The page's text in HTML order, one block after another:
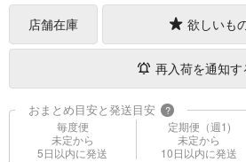
店舗在庫 欲しいも
再入荷を通知す
おまとめ目安と発送目安 ?
毎度便
未定から
5日以内に発送
定期便（週1)
未定から
10日以内に発送